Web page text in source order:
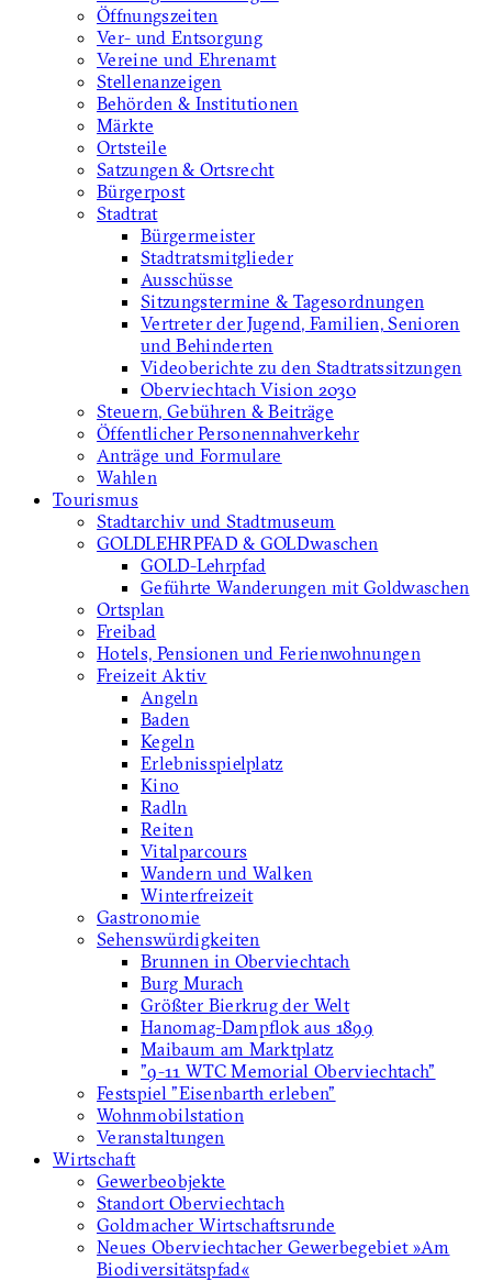
Öffnungszeiten
Ver- und Entsorgung
Vereine und Ehrenamt
Stellenanzeigen
Behörden & Institutionen
Märkte
Ortsteile
Satzungen & Ortsrecht
Bürgerpost
Stadtrat
Bürgermeister
Stadtratsmitglieder
Ausschüsse
Sitzungstermine & Tagesordnungen
Vertreter der Jugend, Familien, Senioren
und Behinderten
Videoberichte zu den Stadtratssitzungen
Oberviechtach Vision 2030
Steuern, Gebühren & Beiträge
Öffentlicher Personennahverkehr
Anträge und Formulare
Wahlen
Tourismus
Stadtarchiv und Stadtmuseum
GOLDLEHRPFAD & GOLDwaschen
GOLD-Lehrpfad
Geführte Wanderungen mit Goldwaschen
Ortsplan
Freibad
Hotels, Pensionen und Ferienwohnungen
Freizeit Aktiv
Angeln
Baden
Kegeln
Erlebnisspielplatz
Kino
Radln
Reiten
Vitalparcours
Wandern und Walken
Winterfreizeit
Gastronomie
Sehenswürdigkeiten
Brunnen in Oberviechtach
Burg Murach
Größter Bierkrug der Welt
Hanomag-Dampflok aus 1899
Maibaum am Marktplatz
"9-11 WTC Memorial Oberviechtach"
Festspiel "Eisenbarth erleben"
Wohnmobilstation
Veranstaltungen
Wirtschaft
Gewerbeobjekte
Standort Oberviechtach
Goldmacher Wirtschaftsrunde
Neues Oberviechtacher Gewerbegebiet »Am
Biodiversitätspfad«